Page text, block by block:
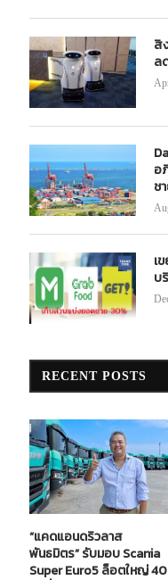
สิ
ล
อ
ช
เ
บ
RECENT POSTS
“แคดแอนดริวลาส
พันธมิตร” รับมอบ Scania
Super Euro5 ล็อตใหญ่ 40